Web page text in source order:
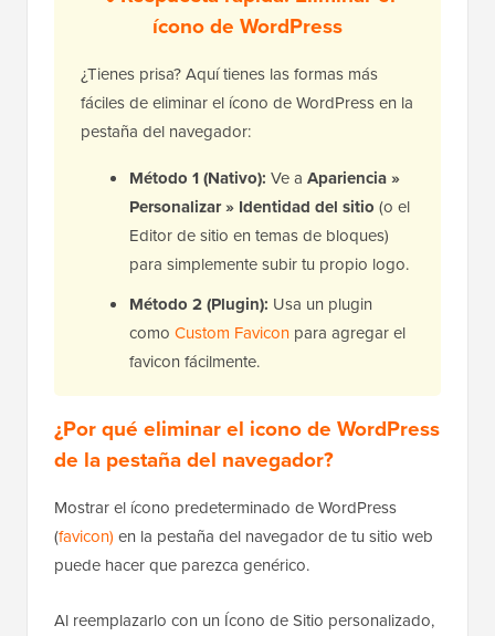
ícono de WordPress
¿Tienes prisa? Aquí tienes las formas más
fáciles de eliminar el ícono de WordPress en la
pestaña del navegador:
Método 1 (Nativo): Ve a Apariencia »
Personalizar » Identidad del sitio (o el
Editor de sitio en temas de bloques)
para simplemente subir tu propio logo.
Método 2 (Plugin): Usa un plugin
como Custom Favicon para agregar el
favicon fácilmente.
¿Por qué eliminar el icono de WordPress
de la pestaña del navegador?
Mostrar el ícono predeterminado de WordPress
(favicon) en la pestaña del navegador de tu sitio web
puede hacer que parezca genérico.
Al reemplazarlo con un Ícono de Sitio personalizado,